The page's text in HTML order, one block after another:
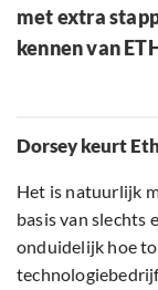
met extra
kennen van
Dorsey keurt
Het is natuurlijk
basis van slechts
onduidelijk hoe